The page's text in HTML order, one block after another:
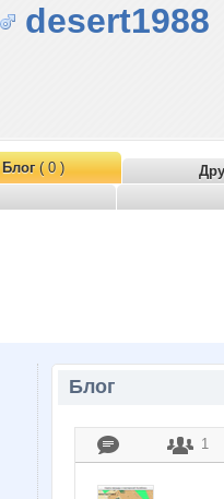
desert1988
Блог( 0 )
Блог
1